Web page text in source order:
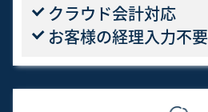
クラウド会計対応
お客様の経理入力不要